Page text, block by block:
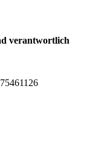
verantwortlich